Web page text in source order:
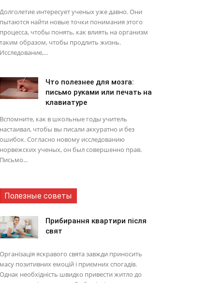
Долголетие интересует ученых уже давно. Они
пытаются найти новые точки понимания этого
процесса, чтобы понять, как влиять на организм
таким образом, чтобы продлить жизнь.
Исследование,...
Что полезнее для мозга:
письмо руками или печать на
клавиатуре
Вспомните, как в школьные годы учитель
настаивал, чтобы вы писали аккуратно и без
ошибок. Согласно новому исследованию
норвежских ученых, он был совершенно прав.
Письмо...
Полезные советы
Прибирання квартири після
свят
Організація яскравого свята завжди приносить
масу позитивних емоцій і приємних спогадів.
Однак необхідність швидко привести житло до